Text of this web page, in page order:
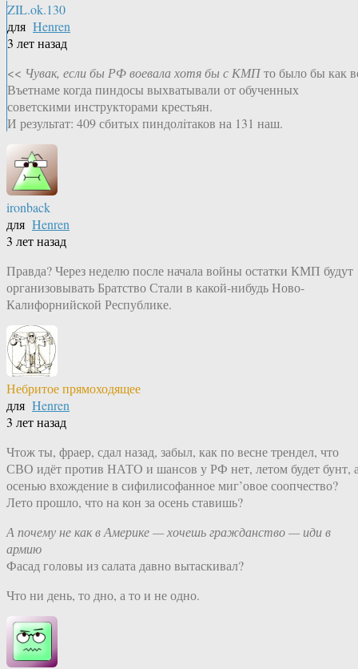
ZIL.ok.130
для Henren
3 лет назад
<< Чувак, если бы РФ воевала хотя бы с КМПто было бы как
Въетнаме когда пиндосы выхватывали от обученных
советскими инструкторами крестьян.
И результат: 409 сбитых пиндолiтаков на 131 наш.
ironback
для Henren
3 лет назад
Правда? Через неделю после начала войны остатки КМП будут
организовывать Братство Стали в какой-нибудь Ново-
Калифорнийской Республике.
Небритое прямоходящее
для Henren
3 лет назад
Чтож ты, фраер, сдал назад, забыл, как по весне трендел, что
СВО идёт против НАТО и шансов у РФ нет, летом будет бунт,
осенью вхождение в сифилисофанное миг’овое соопчество?
Лето прошло, что на кон за осень ставишь?
А почему не как в Америке — хочешь гражданство — иди в
армию
Фасад головы из салата давно вытаскивал?
Что ни день, то дно, а то и не одно.